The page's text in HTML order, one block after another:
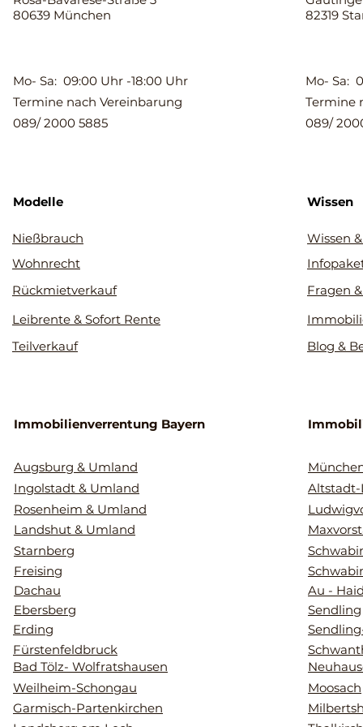
80639 München
82319
Mo- Sa: 09:00 Uhr -18:00 Uhr
Termine nach Vereinbarung
089/ 2000 5885
Modelle
Nießbrauch
Wohnrecht
Rückmietverkauf
Leibrente & Sofort Rente
Teilverkauf
Immobilienverrentung Bayern
Augsburg & Umland
Ingolstadt & Umland
Rosenheim & Umland
Landshut & Umland
Starnberg
Freising
Dachau
Ebersberg
Erding
Fürstenfeldbruck
Bad Tölz- Wolfratshausen
Weilheim-Schongau
Garmisch-Partenkirchen
Mo- Sa:
Termine
089/
Wissen
Wissen
Fragen
Blog &
Altstadt-
Au -
Sendling
Moosach